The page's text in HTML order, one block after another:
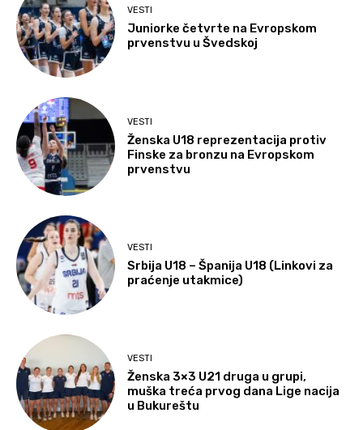
VESTI
Juniorke četvrte na Evropskom
prvenstvu u Švedskoj
VESTI
Ženska U18 reprezentacija protiv
Finske za bronzu na Evropskom
prvenstvu
VESTI
Srbija U18 – Španija U18 (Linkovi za
praćenje utakmice)
VESTI
Ženska 3×3 U21 druga u grupi,
muška treća prvog dana Lige nacija
u Bukureštu